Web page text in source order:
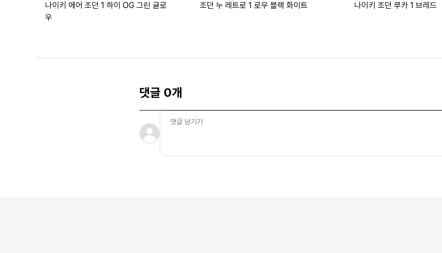
나이키 에어 조던 1 하이 OG 그린 글로
우
조던 누 레트로 1 로우 블랙 화이트 나이키 조던 루카 1 브레드
댓글 0개